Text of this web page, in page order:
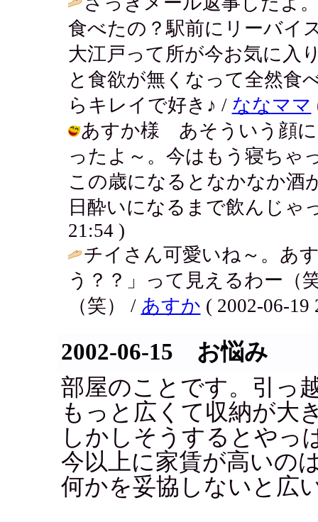
食べたの？駅前にリーバイ
大江戸って所が今お気に入
と食欲が無くなって全然食
らキレイで好き♪ / ななママ
あすか様 あそういう顔に
ったよ～。今はもう寝ちゃ
この歳になるとなかなか酒
日酔いになるまで飲んじゃ
21:54 )
チイさん可愛いね～。あ
う？？」って見えるわー（
（笑） / あすか ( 2002-06-19
2002-06-15 お悩み
部屋のことです。引っ
もっと広くて収納が大
しかしそうするとやっ
今以上に家賃が高いの
何かを妥協しないと広